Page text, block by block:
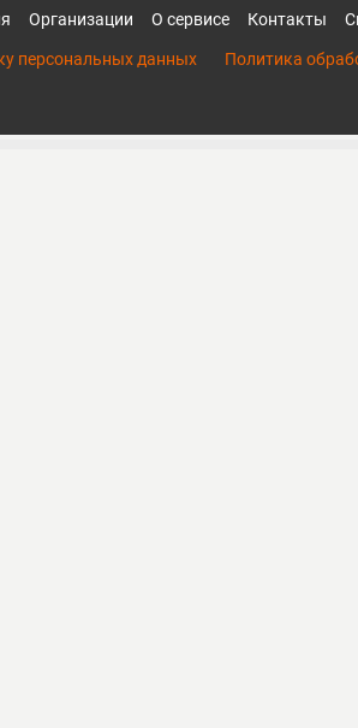
Организации О сервисе Контакты
персональных данных
Политика